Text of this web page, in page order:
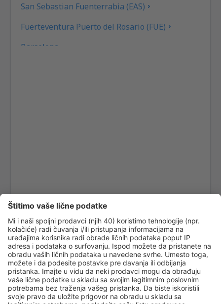
San Sebastian Fuenterrabia (EAS)
Fuerteventura Puerto del Rosario (FUE)
Barselona
Arrecife Lanzarote (ACE)
Santiago de Compostela Lavacolla (SCQ)
Leon Airport (LEN)
Lleida-Alguaire Airport (ILD)
Madrid Barajas (MAD)